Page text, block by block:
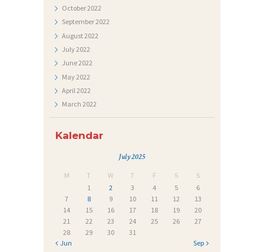
October2022
September2022
August2022
July2022
June2022
May2022
April 2022
March 2022
Kalendar
July 2025
M T W T F S
S
1
2 3 4 5
6
7
8 9 10 11 12
13
14
15 16 17 18 19
20
21
22 23 24 25 26
27
28
29 30
31
« Jun
Sep »